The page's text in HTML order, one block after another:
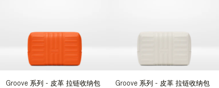
Groove 系列 - 皮革 拉链收纳包
Groove 系列 - 皮革 拉链收纳包